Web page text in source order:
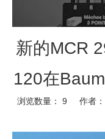
新的MCR
120在
浏览数量： 9 作者：